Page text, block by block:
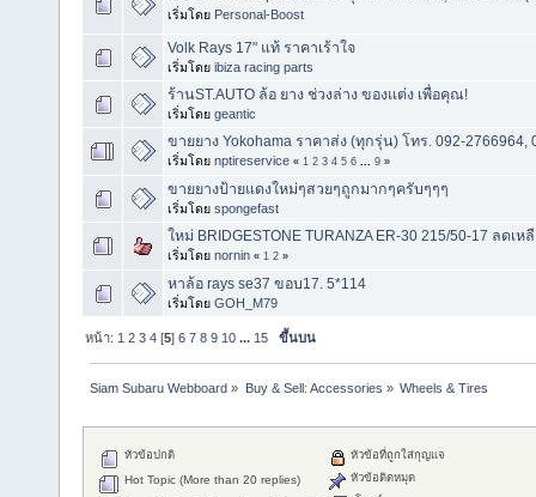
เริ่มโดย Personal-Boost
Volk Rays 17" แท้ ราคาเร้าใจ
เริ่มโดย ibiza racing parts
ร้านST.AUTO ล้อ ยาง ช่วงล่าง ของแต่ง เพื่อคุณ!
เริ่มโดย geantic
ขายยาง Yokohama ราคาส่ง (ทุกรุ่น) โทร. 092-2766964,
เริ่มโดย nptireservice « 1 2 3 4 5 6 9 »
ขายยางป้ายแดงใหม่ๆสวยๆถูกมากๆครับๆๆๆ
เริ่มโดย spongefast
ใหม่ BRIDGESTONE TURANZA ER-30 215/50-17 ลดเ
เริ่มโดย nornin « 1 2 »
หาล้อ rays se37 ขอบ17. 5*114
เริ่มโดย GOH_M79
หน้า: 1 2 3 4 [5]6 7 8 9 10 ... 15 ขึ้นบน
Siam Subaru Webboard » Buy & Sell: Accessories » Wheels & Tires
หัวข้อปกติ
Hot Topic (More than 20 replies)
หัวข้อที่ถูกใส่กุญแจ
หัวข้อติดหมุด